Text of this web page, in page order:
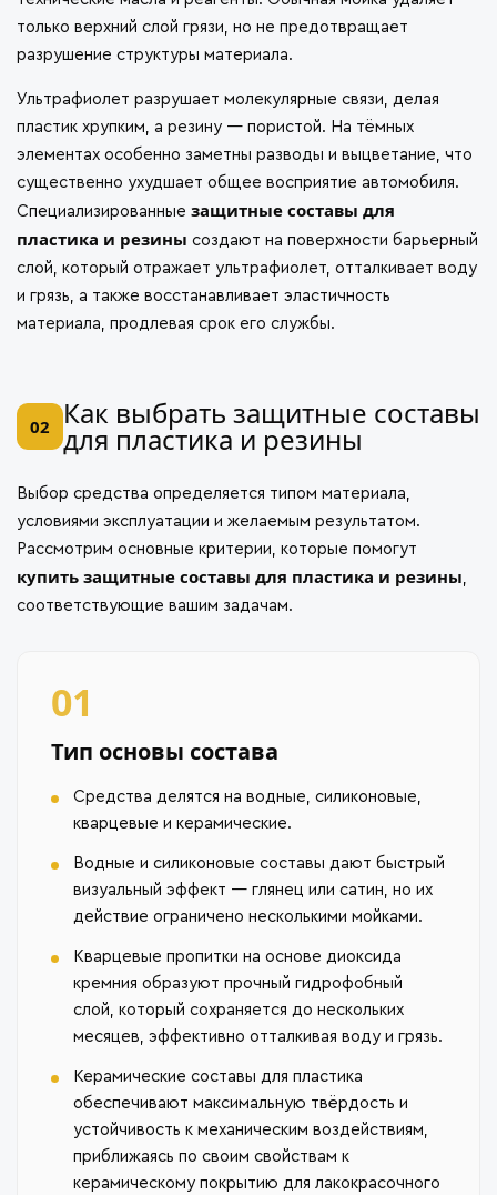
только верхний слой грязи, но не предотвращает
разрушение структуры материала.
Ультрафиолет разрушает молекулярные связи, делая
пластик хрупким, а резину — пористой. На тёмных
элементах особенно заметны разводы и выцветание, что
существенно ухудшает общее восприятие автомобиля.
Специализированные защитные составы для
пластика и резины создают на поверхности барьерный
слой, который отражает ультрафиолет, отталкивает воду
и грязь, а также восстанавливает эластичность
материала, продлевая срок его службы.
02 Как выбрать защитные составы
для пластика и резины
Выбор средства определяется типом материала,
условиями эксплуатации и желаемым результатом.
Рассмотрим основные критерии, которые помогут
купить защитные составы для пластика и резины,
соответствующие вашим задачам.
01
Тип основы состава
Средства делятся на водные, силиконовые,
кварцевые и керамические.
Водные и силиконовые составы дают быстрый
визуальный эффект — глянец или сатин, но их
действие ограничено несколькими мойками.
Кварцевые пропитки на основе диоксида
кремния образуют прочный гидрофобный
слой, который сохраняется до нескольких
месяцев, эффективно отталкивая воду и грязь.
Керамические составы для пластика
обеспечивают максимальную твёрдость и
устойчивость к механическим воздействиям,
приближаясь по своим свойствам к
керамическому покрытию для лакокрасочного